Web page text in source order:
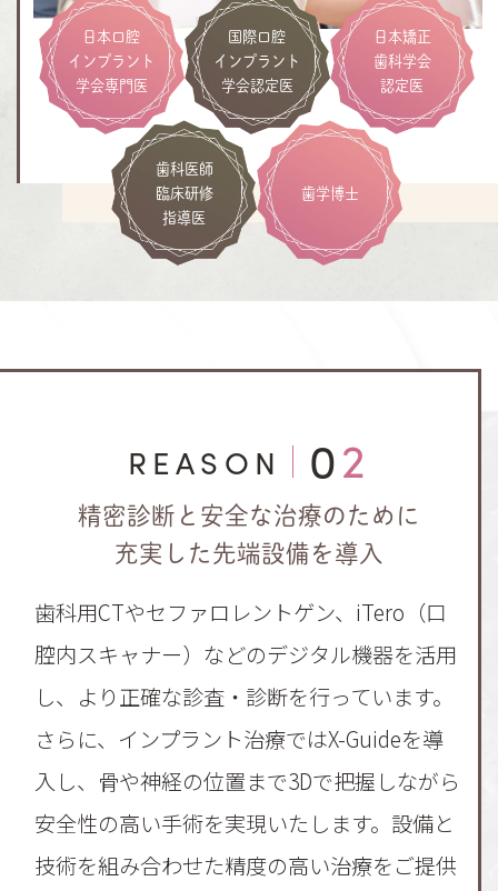
日本口腔
インプラント
学会専門医
国際口腔
インプラント
学会認定医
日本矯正
歯科学会
認定医
歯科医師
臨床研修
指導医
歯学博士
REASON 02
精密診断と安全な治療のために
充実した先端設備を導入
歯科用CTやセファロレントゲン、iTero（口
腔内スキャナー）などのデジタル機器を活用
し、より正確な診査・診断を行っています。
さらに、インプラント治療ではX-Guideを導
入し、骨や神経の位置まで3Dで把握しながら
安全性の高い手術を実現いたします。設備と
技術を組み合わせた精度の高い治療をご提供